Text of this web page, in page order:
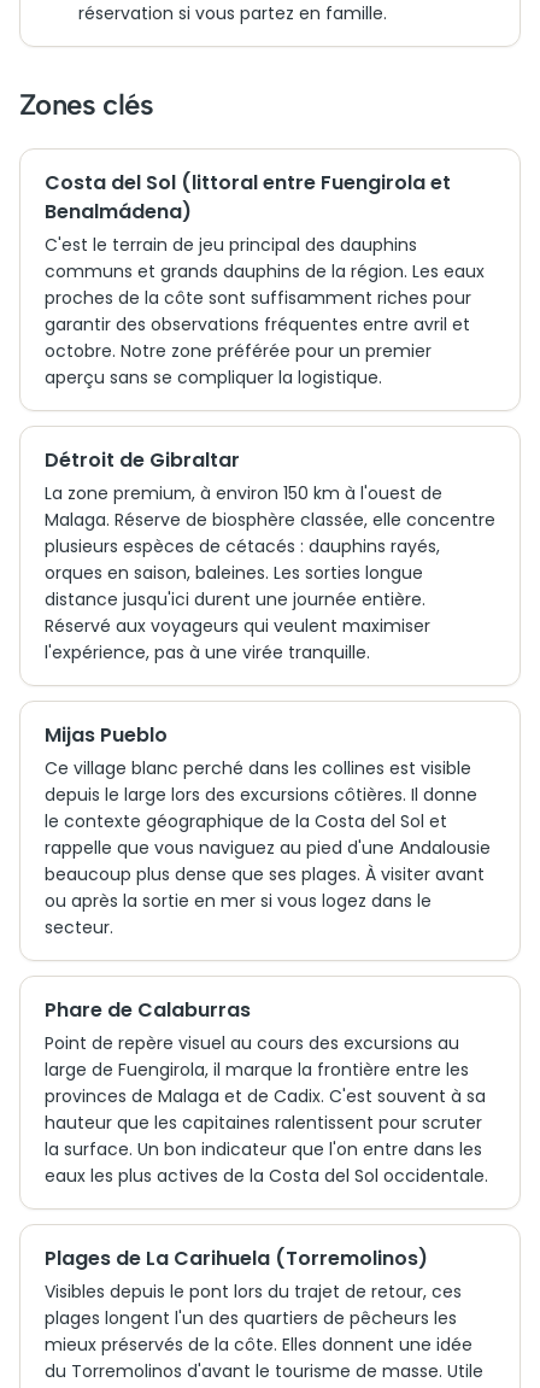
réservation si vous partez en famille.
Zones clés
Costa del Sol (littoral entre Fuengirola et
Benalmádena)
C'est le terrain de jeu principal des dauphins
communs et grands dauphins de la région. Les eaux
proches de la côte sont suffisamment riches pour
garantir des observations fréquentes entre avril et
octobre. Notre zone préférée pour un premier
aperçu sans se compliquer la logistique.
Détroit de Gibraltar
La zone premium, à environ 150 km à l'ouest de
Malaga. Réserve de biosphère classée, elle concentre
plusieurs espèces de cétacés : dauphins rayés,
orques en saison, baleines. Les sorties longue
distance jusqu'ici durent une journée entière.
Réservé aux voyageurs qui veulent maximiser
l'expérience, pas à une virée tranquille.
Mijas Pueblo
Ce village blanc perché dans les collines est visible
depuis le large lors des excursions côtières. Il donne
le contexte géographique de la Costa del Sol et
rappelle que vous naviguez au pied d'une Andalousie
beaucoup plus dense que ses plages. À visiter avant
ou après la sortie en mer si vous logez dans le
secteur.
Phare de Calaburras
Point de repère visuel au cours des excursions au
large de Fuengirola, il marque la frontière entre les
provinces de Malaga et de Cadix. C'est souvent à sa
hauteur que les capitaines ralentissent pour scruter
la surface. Un bon indicateur que l'on entre dans les
eaux les plus actives de la Costa del Sol occidentale.
Plages de La Carihuela (Torremolinos)
Visibles depuis le pont lors du trajet de retour, ces
plages longent l'un des quartiers de pêcheurs les
mieux préservés de la côte. Elles donnent une idée
du Torremolinos d'avant le tourisme de masse. Utile